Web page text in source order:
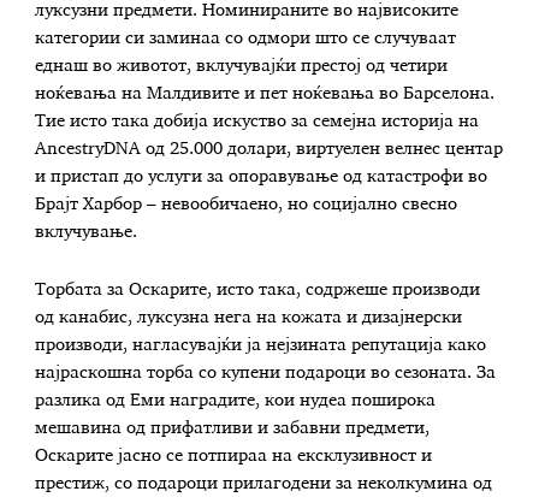
луксузни предмети. Номинираните во највисоките
категории си заминаа со одмори што се случуваат
еднаш во животот, вклучувајќи престој од четири
ноќевања на Малдивите и пет ноќевања во Барселона.
Тие исто така добија искуство за семејна историја на
AncestryDNA од 25.000 долари, виртуелен велнес центар
и пристап до услуги за опоравување од катастрофи во
Брајт Харбор – невообичаено, но социјално свесно
вклучување.
Торбата за Оскарите, исто така, содржеше производи
од канабис, луксузна нега на кожата и дизајнерски
производи, нагласувајќи ја нејзината репутација како
најраскошна торба со купени подароци во сезоната. За
разлика од Еми наградите, кои нудеа поширока
мешавина од прифатливи и забавни предмети,
Оскарите јасно се потпираа на ексклузивност и
престиж, со подароци прилагодени за неколкумина од